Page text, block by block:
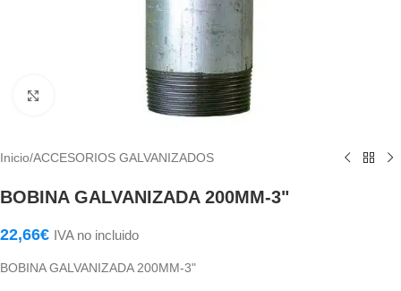
Haga Click para agrandar
Inicio/ACCESORIOS GALVANIZADOS
BOBINA GALVANIZADA 200MM-3"
22,66€ IVA no incluido
BOBINA GALVANIZADA 200MM-3"